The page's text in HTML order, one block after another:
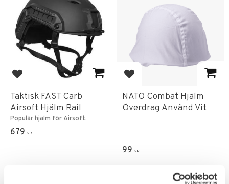
Lägg till i favoriter
Taktisk FAST Carb
Airsoft Hjälm Rail
Populär hjälm för Airsoft.
679 KR
Lägg till i favoriter
NATO Combat Hjälm
Överdrag Använd Vit
99 KR